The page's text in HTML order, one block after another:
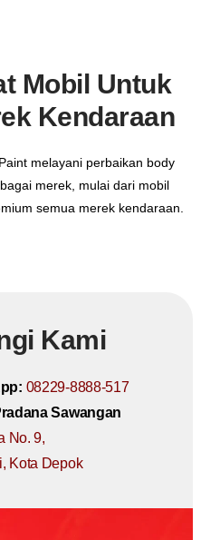
Mobil Untuk
Kendaraan
melayani perbaikan body
merek, mulai dari mobil
semua merek kendaraan.
Kami
08229-8888-517
Sawangan
No. 9,
Kota Depok